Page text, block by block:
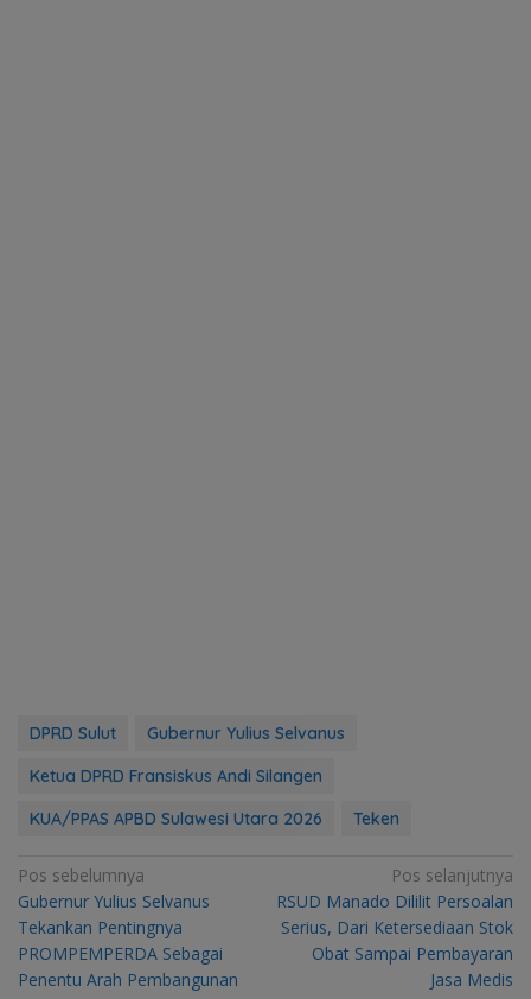
DPRD Sulut
Gubernur Yulius Selvanus
Ketua DPRD Fransiskus Andi Silangen
KUA/PPAS APBD Sulawesi Utara 2026
Teken
Navigasi
pos
Pos sebelumnya
Gubernur Yulius Selvanus
Tekankan Pentingnya
PROMPEMPERDA Sebagai
Penentu Arah Pembangunan
Pos selanjutnya
RSUD Manado Dililit Persoalan
Serius, Dari Ketersediaan Stok
Obat Sampai Pembayaran
Jasa Medis